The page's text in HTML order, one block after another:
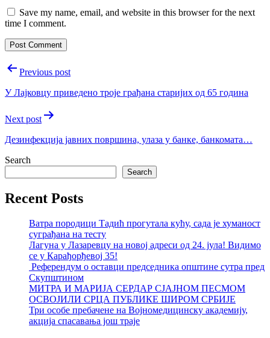
Save my name, email, and website in this browser for the next
time I comment.
PostPrevious post
У Лајковцу приведено троје грађана старијих од 65 година
Next post
Дезинфекција јавних површина, улаза у банке, банкомата…
Search
Search
Recent Posts
Ватра породици Тадић прогутала кућу, сада је хуманост
суграђана на тесту
Лагуна у Лазаревцу на новој адреси од 24. јула! Видимо
се у Карађорђевој 35!
Референдум о оставци председника општине сутра пред
Скупштином
МИТРА И МАРИЈА СЕРДАР СЈАЈНОМ ПЕСМОМ
ОСВОЈИЛИ СРЦА ПУБЛИКЕ ШИРОМ СРБИЈЕ
Три особе пребачене на Војномедицинску академију,
акција спасавања још траје